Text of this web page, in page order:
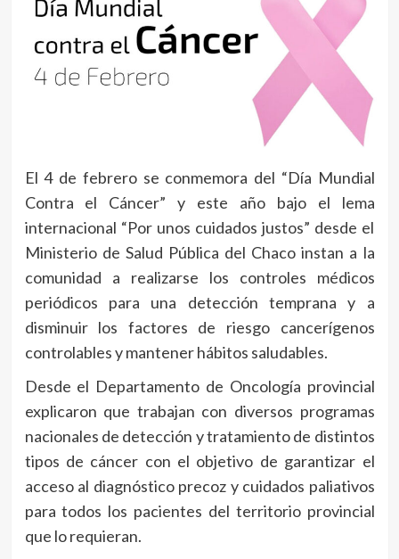
El 4 de febrero se conmemora del “Día Mundial
Contra el Cáncer” y este año bajo el lema
internacional “Por unos cuidados justos” desde el
Ministerio de Salud Pública del Chaco instan a la
comunidad a realizarse los controles médicos
periódicos para una detección temprana y a
disminuir los factores de riesgo cancerígenos
controlables y mantener hábitos saludables.
Desde el Departamento de Oncología provincial
explicaron que trabajan con diversos programas
nacionales de detección y tratamiento de distintos
tipos de cáncer con el objetivo de garantizar el
acceso al diagnóstico precoz y cuidados paliativos
para todos los pacientes del territorio provincial
que lo requieran.